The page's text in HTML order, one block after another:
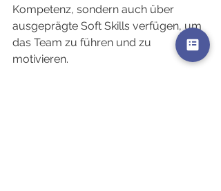
Kompetenz, sondern auch über
ausgeprägte Soft Skills verfügen, um
das Team zu führen und zu
motivieren.